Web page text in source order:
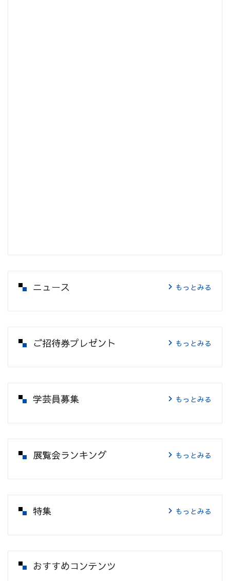
ニュース もっとみる
ご招待券プレゼント もっとみる
学芸員募集 もっとみる
展覧会ランキング もっとみる
特集 もっとみる
おすすめコンテンツ